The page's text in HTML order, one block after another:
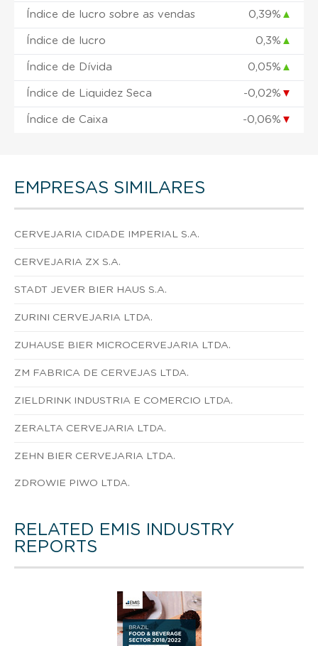
Índice de lucro sobre as vendas 0,39% ▲
Índice de lucro 0,3% ▲
Índice de Dívida 0,05% ▲
Índice de Liquidez Seca -0,02% ▼
Índice de Caixa -0,06% ▼
EMPRESAS SIMILARES
CERVEJARIA CIDADE IMPERIAL S.A.
CERVEJARIA ZX S.A.
STADT JEVER BIER HAUS S.A.
ZURINI CERVEJARIA LTDA.
ZUHAUSE BIER MICROCERVEJARIA LTDA.
ZM FABRICA DE CERVEJAS LTDA.
ZIELDRINK INDUSTRIA E COMERCIO LTDA.
ZERALTA CERVEJARIA LTDA.
ZEHN BIER CERVEJARIA LTDA.
ZDROWIE PIWO LTDA.
RELATED EMIS INDUSTRY
REPORTS